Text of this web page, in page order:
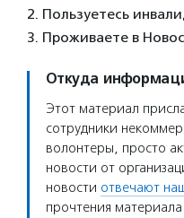
2. Пользуетесь
3. Проживаете в
Откуда
Этот материал
сотрудники
волонтеры, просто
новости от
новости отвечают
прочтения